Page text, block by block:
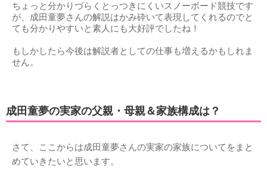
ちょっと分かりづらくとっつきにくいスノーボード競技です
が、成田童夢さんの解説はかみ砕いて表現してくれるのでと
ても分かりやすいと素人にも大好評でしたね！
もしかしたら今後は解説者としての仕事も増えるかもしれま
せん。
成田童夢の実家の父親・母親＆家族構成は？
さて、ここからは成田童夢さんの実家の家族についてをまと
めていきたいと思います。